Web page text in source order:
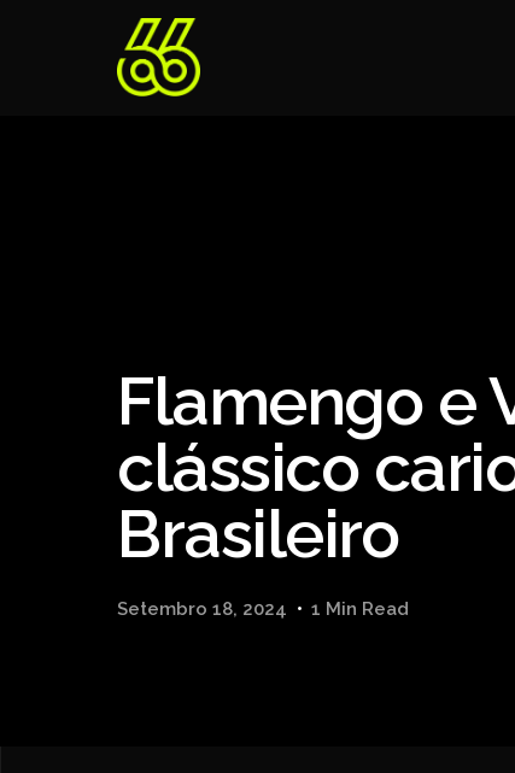
Flamengo e
clássico
Brasileiro
Setembro 18, 2024 1 Min Read